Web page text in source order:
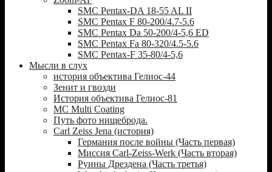
SMC Pentax-DA 18-55 AL II
SMC Pentax F 80-200/4.7-5.6
SMC Pentax Da 50-200/4-5,6 ED
SMC Pentax Fa 80-320/4.5-5.6
SMC Pentax-F 35-80/4-5,6
Мысли в слух
история объектива Гелиос-44
Зенит и гвозди
История объектива Гелиос-81
MC Multi Coating
Путь фото нищеброда.
Carl Zeiss Jena (история)
Германия после войны (Часть первая)
Миссия Carl-Zeiss-Werk (Часть вторая)
Руины Дрездена (Часть третья)